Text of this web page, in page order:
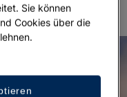
Sie können
Cookies über die